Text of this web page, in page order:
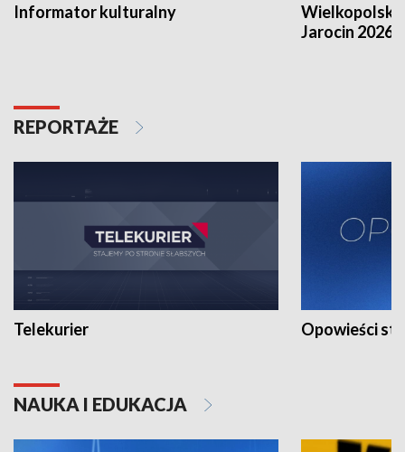
Informator kulturalny
Jarocin 2026
REPORTAŻE
Telekurier Opowieści
NAUKA I EDUKACJA